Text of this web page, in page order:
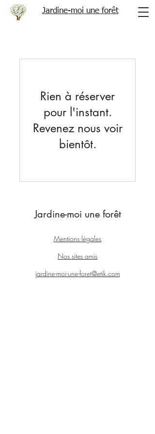
Jardine-moi une forêt
Rien à réserver
pour l'instant.
Revenez nous voir
bientôt.
Jardine-moi une forêt
Mentions légales
Nos sites amis
jardine-moi-une-foret@etik.com